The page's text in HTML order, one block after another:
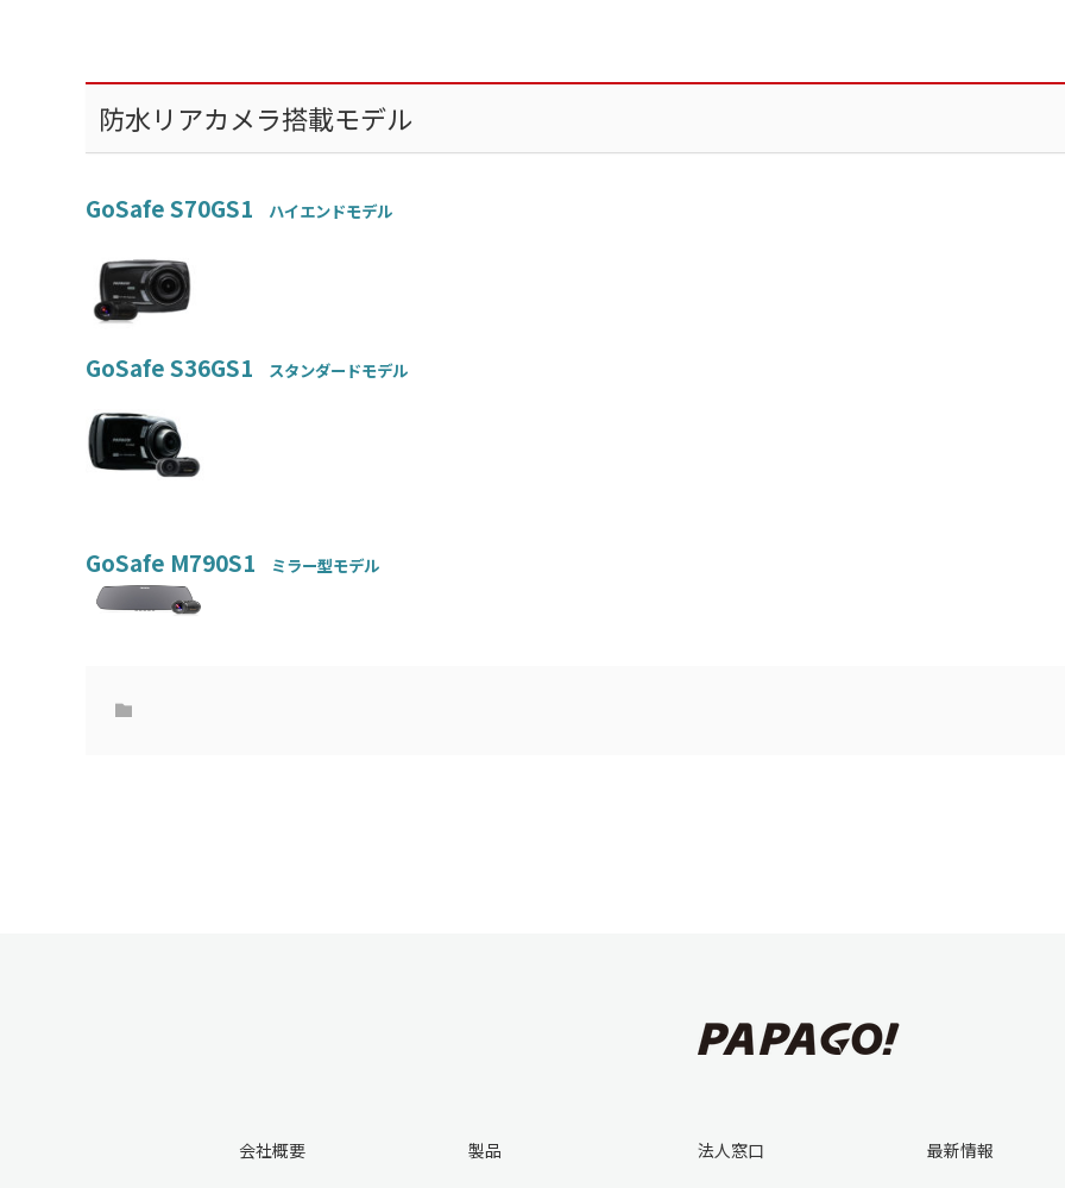
防水リアカメラ搭載モデル
GoSafe S70GS1 ハイエンドモデル
GoSafe S36GS1 スタンダードモデル
GoSafe M790S1 ミラー型モデル
会社概要 製品 法人窓口 最新情報